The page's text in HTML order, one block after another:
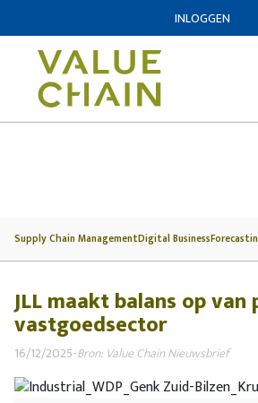
INLOGGEN
Supply Chain ManagementDigital Business
JLL maakt balans op
vastgoedsector
16/12/2025-Bron: Value Chain Nieuwsbrief